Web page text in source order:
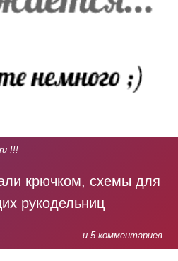
!!!
крючком, схемы для
рукодельниц
... и 5 комментариев